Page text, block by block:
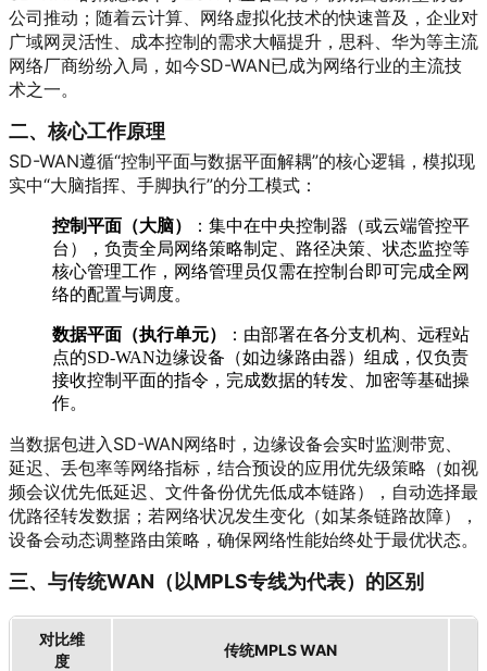
公司推动；随着云计算、网络虚拟化技术的快速普及，企业对
广域网灵活性、成本控制的需求大幅提升，思科、华为等主流
网络厂商纷纷入局，如今SD-WAN已成为网络行业的主流技
术之一。
二、核心工作原理
SD-WAN遵循“控制平面与数据平面解耦”的核心逻辑，模拟现
实中“大脑指挥、手脚执行”的分工模式：
控制平面（大脑）
：集中在中央控制器（或云端管控平
台），负责全局网络策略制定、路径决策、状态监控等
核心管理工作，网络管理员仅需在控制台即可完成全网
络的配置与调度。
数据平面（执行单元）
：由部署在各分支机构、远程站
点的SD-WAN边缘设备（如边缘路由器）组成，仅负责
接收控制平面的指令，完成数据的转发、加密等基础操
作。
当数据包进入SD-WAN网络时，边缘设备会实时监测带宽、
延迟、丢包率等网络指标，结合预设的应用优先级策略（如视
频会议优先低延迟、文件备份优先低成本链路），自动选择最
优路径转发数据；若网络状况发生变化（如某条链路故障），
设备会动态调整路由策略，确保网络性能始终处于最优状态。
三、与传统WAN（以MPLS专线为代表）的区别
对比维
度
传统MPLS WAN